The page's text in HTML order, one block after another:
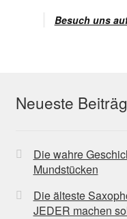
Besuch uns
Neueste
Die wahre
Mundstücken
Die älteste
JEDER machen